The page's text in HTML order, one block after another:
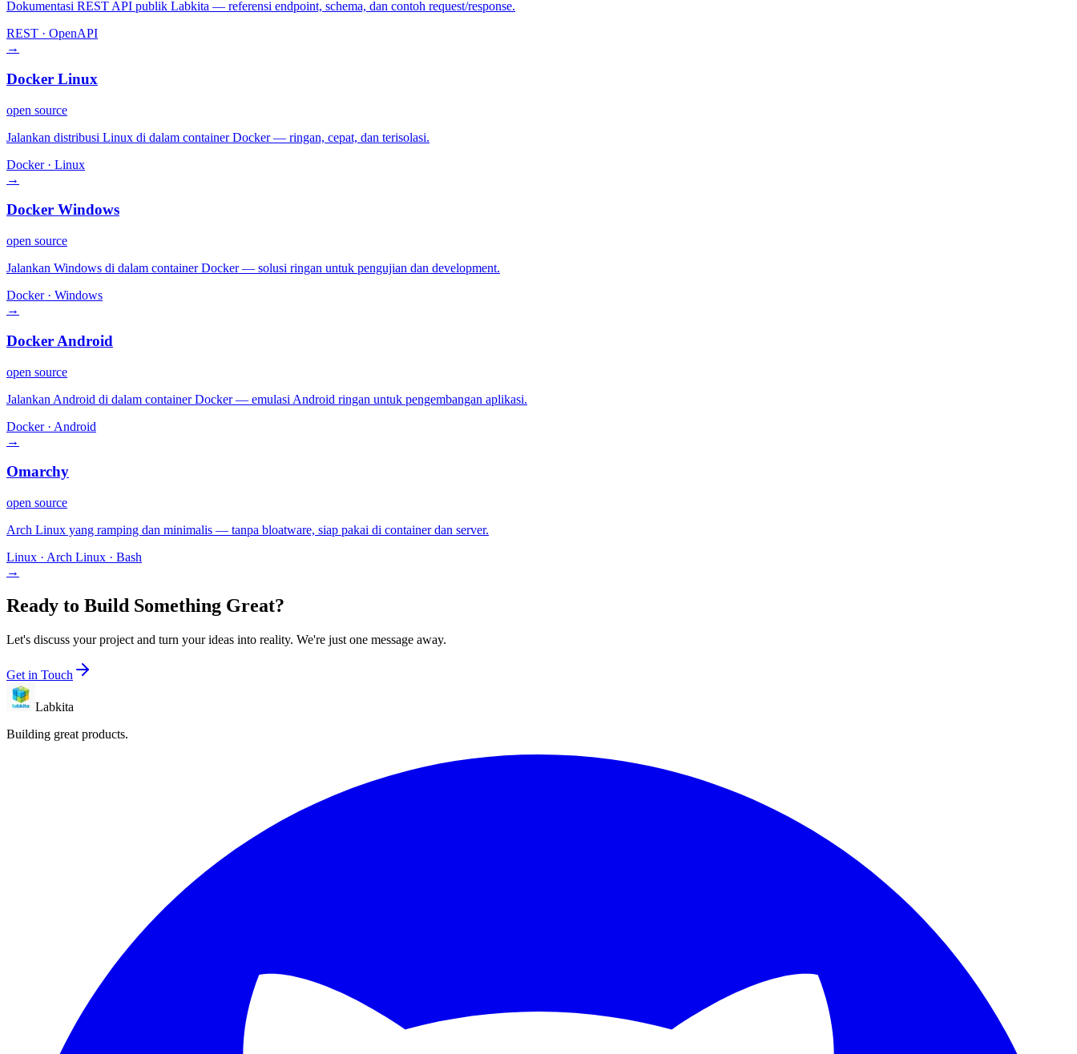
Dokumentasi REST API publik Labkita — referensi endpoint, schema, dan contoh request/response.
REST · OpenAPI
→
Docker Linux
open source
Jalankan distribusi Linux di dalam container Docker — ringan, cepat, dan terisolasi.
Docker · Linux
→
Docker Windows
open source
Jalankan Windows di dalam container Docker — solusi ringan untuk pengujian dan development.
Docker · Windows
→
Docker Android
open source
Jalankan Android di dalam container Docker — emulasi Android ringan untuk pengembangan aplikasi.
Docker · Android
→
Omarchy
open source
Arch Linux yang ramping dan minimalis — tanpa bloatware, siap pakai di container dan server.
Linux · Arch Linux · Bash
→
Ready to Build Something Great?
Let's discuss your project and turn your ideas into reality. We're just one message away.
Get in Touch
Labkita
Building great products.